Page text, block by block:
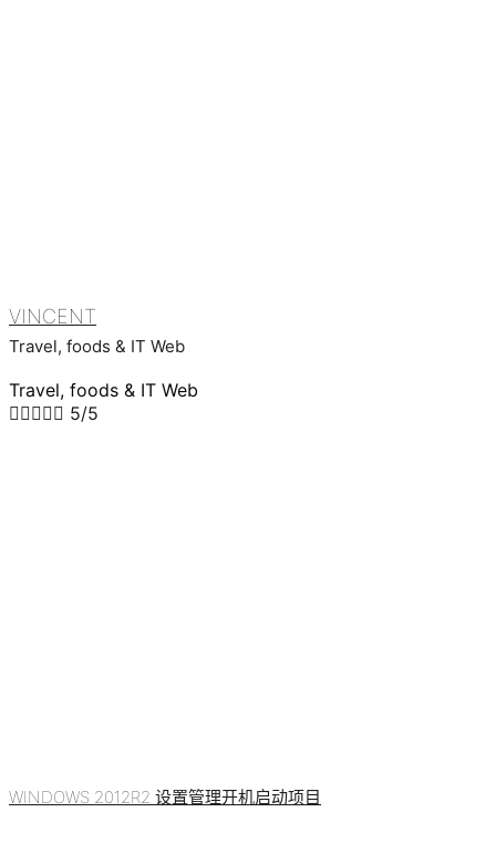
VINCENT
Travel, foods & IT Web
Travel, foods & IT Web
 5/5
WINDOWS 2012R2 设置管理开机启动项目